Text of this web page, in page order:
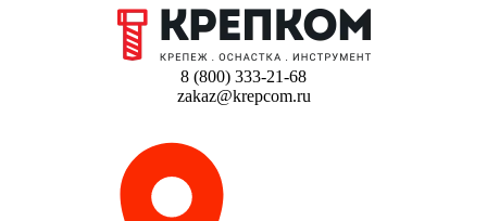
8 (800) 333-21-68
zakaz@krepcom.ru